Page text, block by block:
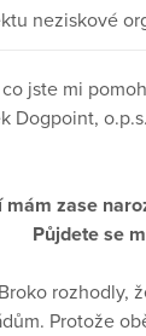
neziskové
jste mi
Dogpoint,
mám zase
Půjdete se
rozhodly,
Protože